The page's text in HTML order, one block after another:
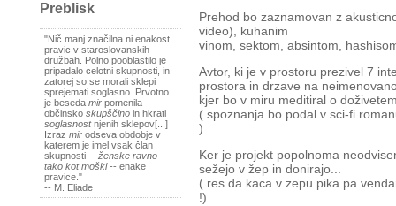
Preblisk
"Nič manj značilna ni enakost
pravic v staroslovanskih
družbah. Polno pooblastilo je
pripadalo celotni skupnosti, in
zatorej so se morali sklepi
sprejemati soglasno. Prvotno
je beseda mir pomenila
občinsko skupščino in hkrati
soglasnostnjenih sklepov[...]
Izraz mir odseva obdobje v
katerem je imel vsak član
skupnosti -- ženske ravno
tako kot moški-- enake
pravice."
-- M. Eliade
Prehod bo zaznamovan z
video), kuhanim
vinom, sektom, absintom,
Avtor, ki je v prostoru prezivel 7
prostora in drzave na
kjer bo v miru meditiral o
( spoznanja bo podal v sci-fi
)
Ker je projekt popolnoma
sežejo v žep in donirajo...
( res da kaca v zepu pika pa
!)